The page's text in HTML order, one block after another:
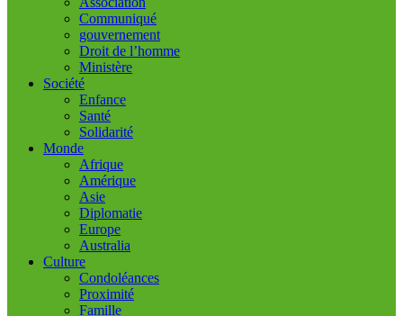
Communiqué
gouvernement
Droit de l’homme
Ministère
Société
Enfance
Santé
Solidarité
Monde
Afrique
Amérique
Asie
Diplomatie
Europe
Australia
Culture
Condoléances
Proximité
Famille